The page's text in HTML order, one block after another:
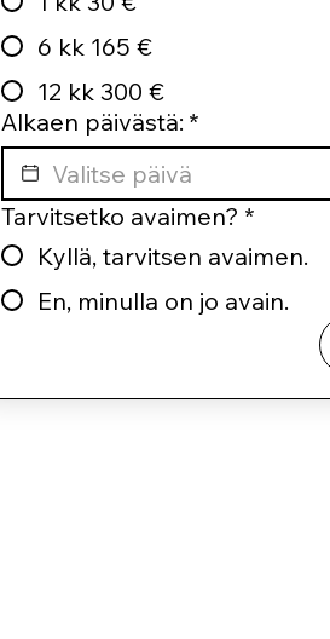
6 kk 165 €
12 kk 300 €
Alkaen päivästä: *
Tarvitsetko avaimen? *
Kyllä, tarvitsen avaimen.
En, minulla on jo avain.